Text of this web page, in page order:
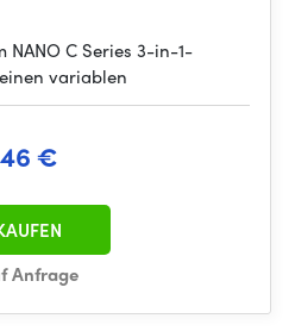
NANO C Series 3-in-1-
variablen
46 €
Anfrage